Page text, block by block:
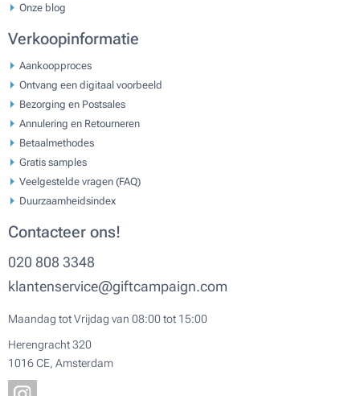
Onze blog
Verkoopinformatie
Aankoopproces
Ontvang een digitaal voorbeeld
Bezorging en Postsales
Annulering en Retourneren
Betaalmethodes
Gratis samples
Veelgestelde vragen (FAQ)
Duurzaamheidsindex
Contacteer ons!
020 808 3348
klantenservice@giftcampaign.com
Maandag tot Vrijdag van 08:00 tot 15:00
Herengracht 320
1016 CE, Amsterdam